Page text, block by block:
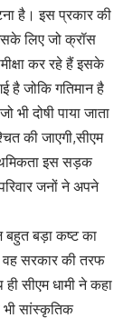
है। इस प्रकार की
लिए जो क्रॉस
कर रहे हैं इसके
है जोकि गतिमान है
दोषी पाया जाता
की जाएगी,सीएम
इस सड़क
जनों ने अपने
बड़ा कष्ट का
वह सरकार की तरफ
सीएम धामी ने कहा
भी सांस्कृतिक